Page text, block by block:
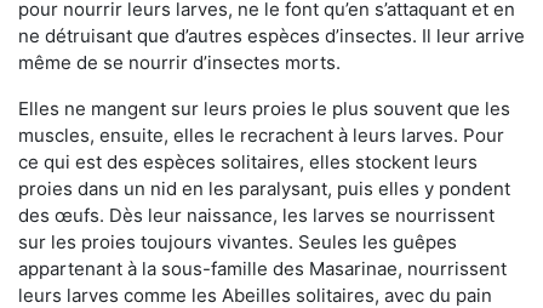
pour nourrir leurs larves, ne le font qu’en s’attaquant et en
ne détruisant que d’autres espèces d’insectes. Il leur arrive
même de se nourrir d’insectes morts.
Elles ne mangent sur leurs proies le plus souvent que les
muscles, ensuite, elles le recrachent à leurs larves. Pour
ce qui est des espèces solitaires, elles stockent leurs
proies dans un nid en les paralysant, puis elles y pondent
des œufs. Dès leur naissance, les larves se nourrissent
sur les proies toujours vivantes. Seules les guêpes
appartenant à la sous-famille des Masarinae, nourrissent
leurs larves comme les Abeilles solitaires, avec du pain